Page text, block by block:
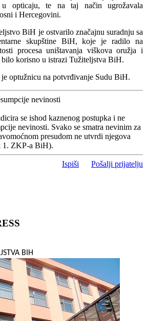
u opticaju, te na taj način ugrožavala
i Hercegovini.
BiH je ostvarilo značajnu suradnju sa
skupštine BiH, koje je radilo na
procesa uništavanja viškova oružja i
korisno u istrazi Tužiteljstva BiH.
optužnicu na potvrđivanje Sudu BiH.
nevinosti
se ishod kaznenog postupka i ne
nevinosti. Svako se smatra nevinim za
presudom ne utvrdi njegova
1. ZKP-a BiH).
Ispiši Pošalji prijatelju
BIH